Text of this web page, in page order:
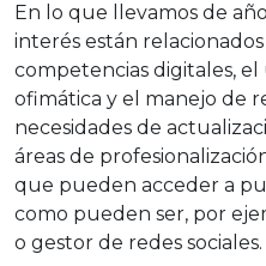
En lo que llevamos de
interés están
competencias digitales,
ofimática y el manejo de
necesidades de
áreas de
que pueden acceder a
como pueden ser, por
o gestor de redes sociales.